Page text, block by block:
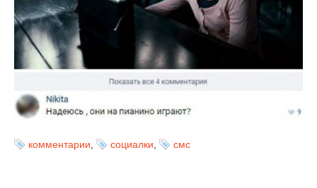
комментарии социалки смс